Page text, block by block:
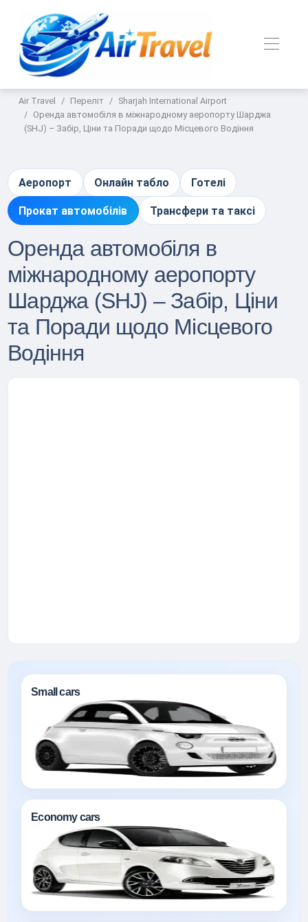
Air Travel Переліт
Sharjah International Airport
Оренда автомобіля в міжнародному аеропорту Шарджа
(SHJ) – Забір, Ціни та Поради щодо Місцевого Водіння
Аеропорт Онлайн табло Готелі
Прокат автомобілів Трансфери та таксі
Оренда автомобіля в
міжнародному аеропорту
Шарджа (SHJ) – Забір, Ціни
та Поради щодо Місцевого
Водіння
Small cars
Economy cars